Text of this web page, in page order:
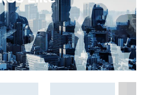
非盈利组织